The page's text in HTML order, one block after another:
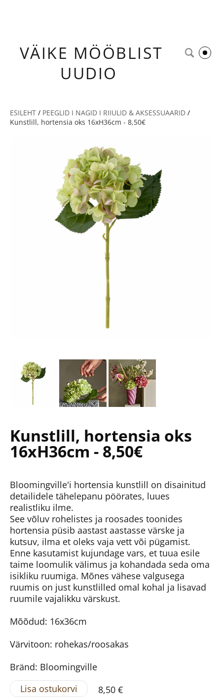
VÄIKE MÖÖBLIST
UUDIO
ESILEHT / PEEGLID I NAGID I RIIULID & AKSESSUAARID /
Kunstlill, hortensia oks 16xH36cm - 8,50€
Kunstlill, hortensia oks
16xH36cm - 8,50€
Bloomingville'i hortensia kunstlill on disainitud
detailidele tähelepanu pöörates, luues
realistliku ilme.
See võluv rohelistes ja roosades toonides
hortensia püsib aastast aastasse värske ja
kutsuv, ilma et oleks vaja vett või pügamist.
Enne kasutamist kujundage vars, et tuua esile
taime loomulik välimus ja kohandada seda oma
isikliku ruumiga. Mõnes vähese valgusega
ruumis on just kunstlilled omal kohal ja lisavad
ruumile vajalikku värskust.
Mõõdud: 16x36cm
Värvitoon: rohekas/roosakas
Bränd: Bloomingville
Lisa ostukorvi
8,50 €